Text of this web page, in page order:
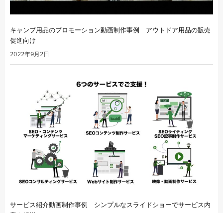
キャンプ用品のプロモーション動画制作事例 アウトドア用品の販売
促進向け
2022年9月2日
サービス紹介動画制作事例 シンプルなスライドショーでサービス内